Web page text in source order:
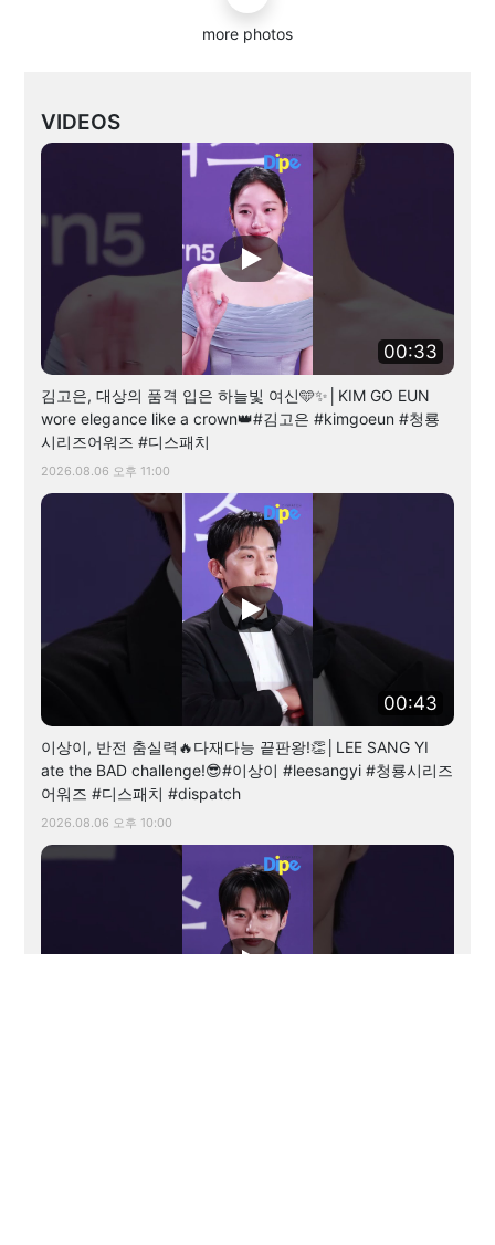
more photos
VIDEOS
00:33
김고은, 대상의 품격 입은 하늘빛 여신🩵✨│KIM GO EUN
wore elegance like a crown👑#김고은 #kimgoeun #청룡
시리즈어워즈 #디스패치
2026.08.06 오후 11:00
00:43
이상이, 반전 춤실력🔥다재다능 끝판왕!👏│LEE SANG YI
ate the BAD challenge!😎#이상이 #leesangyi #청룡시리즈
어워즈 #디스패치 #dispatch
2026.08.06 오후 10:00